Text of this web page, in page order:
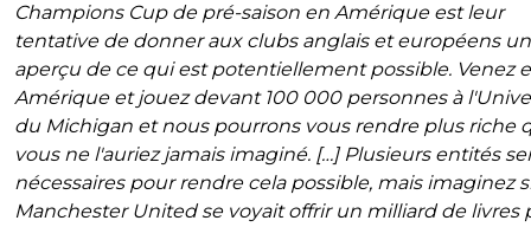
Champions Cup de pré-saison en Amérique est leur
tentative de donner aux clubs anglais et européens un
aperçu de ce qui est potentiellement possible. Venez
Amérique et jouez devant 100 000 personnes à
du Michigan et nous pourrons vous rendre plus riche
vous ne l'auriez jamais imaginé. […] Plusieurs entités
nécessaires pour rendre cela possible, mais imaginez
Manchester United se voyait offrir un milliard de livres